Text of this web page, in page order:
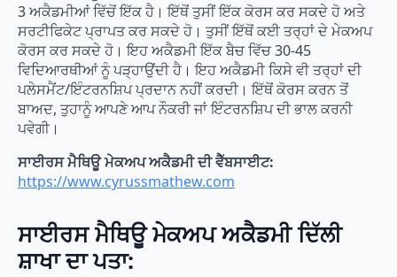
3 ਅਕੈਡਮੀਆਂ ਵਿੱਚੋਂ ਇੱਕ ਹੈ। ਇੱਥੋਂ ਤੁਸੀਂ ਇੱਕ ਕੋਰਸ ਕਰ ਸਕਦੇ ਹੋ ਅਤੇ
ਸਰਟੀਫਿਕੇਟ ਪ੍ਰਾਪਤ ਕਰ ਸਕਦੇ ਹੋ। ਤੁਸੀਂ ਇੱਥੋਂ ਕਈ ਤਰ੍ਹਾਂ ਦੇ ਮੇਕਅਪ
ਕੋਰਸ ਕਰ ਸਕਦੇ ਹੋ। ਇਹ ਅਕੈਡਮੀ ਇੱਕ ਬੈਚ ਵਿੱਚ 30-45
ਵਿਦਿਆਰਥੀਆਂ ਨੂੰ ਪੜ੍ਹਾਉਂਦੀ ਹੈ। ਇਹ ਅਕੈਡਮੀ ਕਿਸੇ ਵੀ ਤਰ੍ਹਾਂ ਦੀ
ਪਲੇਸਮੈਂਟ/ਇੰਟਰਨਸ਼ਿਪ ਪ੍ਰਦਾਨ ਨਹੀਂ ਕਰਦੀ। ਇੱਥੋਂ ਕੋਰਸ ਕਰਨ ਤੋਂ
ਬਾਅਦ, ਤੁਹਾਨੂੰ ਆਪਣੇ ਆਪ ਨੌਕਰੀ ਜਾਂ ਇੰਟਰਨਸ਼ਿਪ ਦੀ ਭਾਲ ਕਰਨੀ
ਪਵੇਗੀ।
ਸਾਈਰਸ ਮੈਥਿਊ ਮੇਕਅਪ ਅਕੈਡਮੀ ਦੀ ਵੈੱਬਸਾਈਟ:
https://www.cyrussmathew.com
ਸਾਈਰਸ ਮੈਥਿਊ ਮੇਕਅਪ ਅਕੈਡਮੀ ਦਿੱਲੀ
ਸ਼ਾਖਾ ਦਾ ਪਤਾ: